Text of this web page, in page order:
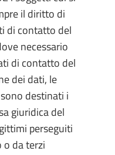
il diritto di
di contatto del
necessario
di contatto del
dei dati, le
destinati i
giuridica del
perseguiti
da terzi